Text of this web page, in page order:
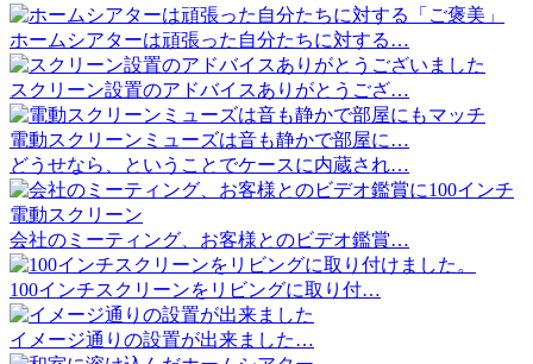
ホームシアターは頑張った自分たちに対する…
スクリーン設置のアドバイスありがとうござ…
電動スクリーンミューズは音も静かで部屋に…
どうせなら、ということでケースに内蔵され…
会社のミーティング、お客様とのビデオ鑑賞…
100インチスクリーンをリビングに取り付…
イメージ通りの設置が出来ました…